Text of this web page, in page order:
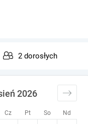
Cz Pt So Nd
2026